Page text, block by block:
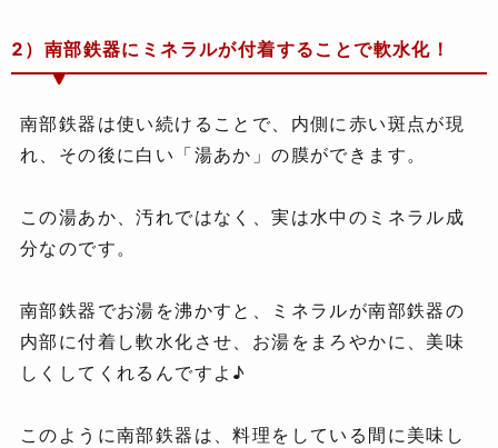
2）南部鉄器にミネラルが付着することで軟水化！
南部鉄器は使い続けることで、内側に赤い斑点が現
れ、その後に白い「湯あか」の膜ができます。
この湯あか、汚れではなく、実は水中のミネラル成
分なのです。
南部鉄器でお湯を沸かすと、ミネラルが南部鉄器の
内部に付着し軟水化させ、お湯をまろやかに、美味
しくしてくれるんですよ♪
このように南部鉄器は、料理をしている間に美味し